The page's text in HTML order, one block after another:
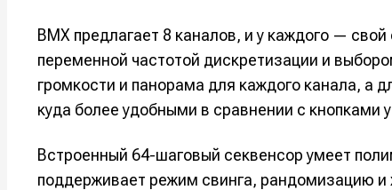
BMX предлагает 8 каналов, и у каждого —
переменной частотой дискретизации и
громкости и панорама для каждого канала, а
куда более удобными в сравнении с кнопками
Встроенный 64-шаговый секвенсор умеет
поддерживает режим свинга, рандомизацию и